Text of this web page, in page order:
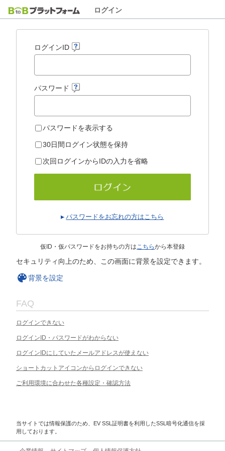
ログイン
ログインID
パスワード
パスワードを表示する
30日間ログイン状態を保持
次回ログインからIDの入力を省略
パスワードをお忘れの方はこちら
仮ID・仮パスワードをお持ちの方はこちらから本登録
セキュリティ向上のため、この画面に背景を設定できます。
背景を設定
FAQ
ログインできない
ログインID・パスワードがわからない
ログインIDにしていたメールアドレスが使えない
ショートカットアイコンからログインできない
ご利用環境に合わせた各種設定・確認方法
当サイトでは情報保護のため、EV SSL証明書を利用したSSL暗号化通信を採
用しております。